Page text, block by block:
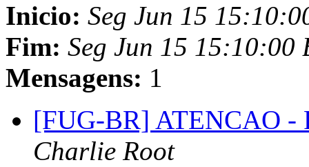
Inicio: Seg Jun 15
Fim: Seg Jun 15 15:10:00
Mensagens: 1
[FUG-BR] ATENCAO -
Charlie Root